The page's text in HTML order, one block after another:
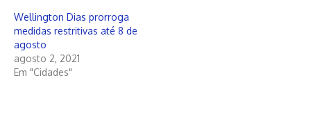
Wellington Dias prorroga
medidas restritivas até 8 de
agosto
agosto 2, 2021
Em "Cidades"